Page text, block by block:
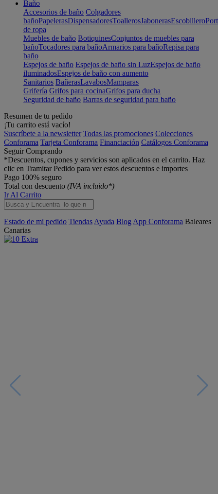
Baño
Accesorios de baño Colgadores
bañoPapelerasDispensadoresToallerosJabonerasEscobillero
de ropa
Muebles de baño BotiquinesConjuntos de muebles para
bañoTocadores para bañoArmarios para bañoRepisa para
baño
Espejos de baño Espejos de baño sin LuzEspejos de baño
iluminadosEspejos de baño con aumento
Sanitarios BañerasLavabosMamparas
Grifería Grifos para cocinaGrifos para ducha
Seguridad de baño Barras de seguridad para baño
Resumen de tu pedido
¡Tu carrito está vacío!
Suscríbete a la newsletter Todas las promociones Colecciones
Conforama Tarjeta Conforama Financiación Catálogos Conforama
Seguir Comprando
*Descuentos, cupones y servicios son aplicados en el carrito. Haz
clic en Tramitar Pedido para ver estos descuentos e importes
Pago 100% seguro
Total con descuento (IVA incluido*)
Ir Al Carrito
Estado de mi pedido Tiendas Ayuda Blog App Conforama Baleares
Canarias